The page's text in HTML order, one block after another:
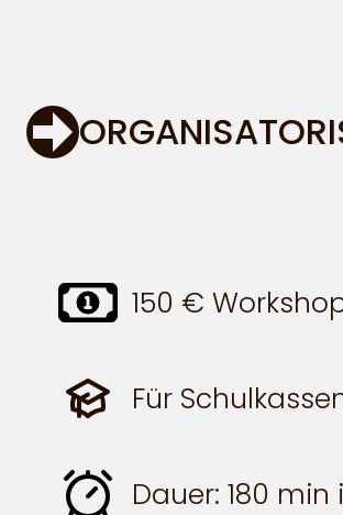
150 €
Für
Dauer: 180 min